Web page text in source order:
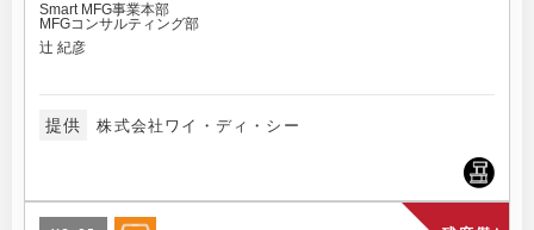
Smart MFG事業本部
MFGコンサルティング部
辻 紀彦
提供 株式会社ワイ・ディ・シー